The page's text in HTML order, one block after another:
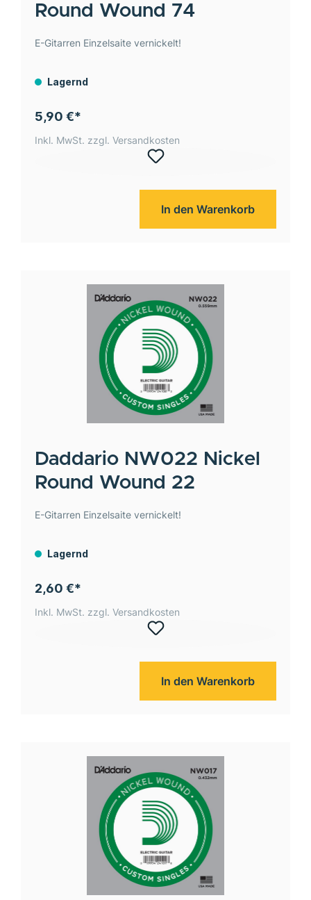
Round Wound 74
E-Gitarren Einzelsaite vernickelt!
Lagernd
5,90 €*
Inkl. MwSt. zzgl. Versandkosten
In den Warenkorb
Daddario NW022 Nickel
Round Wound 22
E-Gitarren Einzelsaite vernickelt!
Lagernd
2,60 €*
Inkl. MwSt. zzgl. Versandkosten
In den Warenkorb